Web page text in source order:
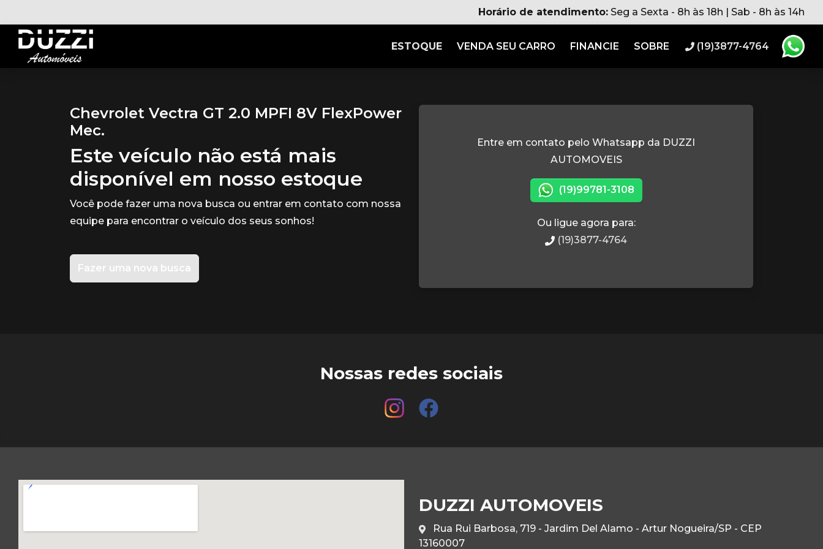
Horário de atendimento: Seg a Sexta - 8h às 18h | Sab - 8h às 14h
ESTOQUE VENDA SEU CARRO FINANCIE SOBRE (19)3877-4764
Chevrolet Vectra GT 2.0 MPFI 8V FlexPower
Mec.
Este veículo não está mais
disponível em nosso estoque
Você pode fazer uma nova busca ou entrar em contato com nossa
equipe para encontrar o veículo dos seus sonhos!
Fazer uma nova busca
Entre em contato pelo Whatsapp da DUZZI
AUTOMOVEIS
(19)99781-3108
Ou ligue agora para:
(19)3877-4764
Nossas redes sociais
DUZZI AUTOMOVEIS
Rua Rui Barbosa, 719 - Jardim Del Alamo - Artur Nogueira/SP - CEP
13160007